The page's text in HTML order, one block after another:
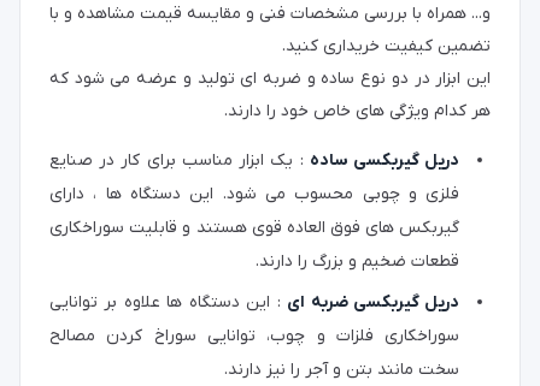
و... همراه با بررسی مشخصات فنی و مقایسه قیمت مشاهده و با
تضمین کیفیت خریداری کنید.
این ابزار در دو نوع ساده و ضربه ای تولید و عرضه می شود که
هر کدام ویژگی های خاص خود را دارند.
دریل گیربکسی ساده : یک ابزار مناسب برای کار در صنایع
فلزی و چوبی محسوب می شود. این دستگاه ها ، دارای
گیربکس های فوق العاده قوی هستند و قابلیت سوراخکاری
قطعات ضخیم و بزرگ را دارند.
دریل گیربکسی ضربه ای : این دستگاه ها علاوه بر توانایی
سوراخکاری فلزات و چوب، توانایی سوراخ کردن مصالح
سخت مانند بتن و آجر را نیز دارند.